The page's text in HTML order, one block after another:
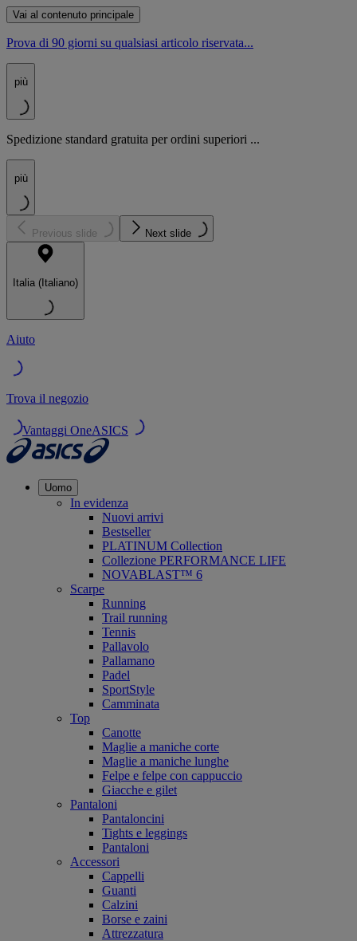
Vai al contenuto principale
Prova di 90 giorni su qualsiasi articolo riservata...
più
Spedizione standard gratuita per ordini superiori ...
più
Previous slide Next slide
Italia (Italiano)
Aiuto
Trova il negozio
Vantaggi OneASICS
Uomo
In evidenza
Nuovi arrivi
Bestseller
PLATINUM Collection
Collezione PERFORMANCE LIFE
NOVABLAST™ 6
Scarpe
Running
Trail running
Tennis
Pallavolo
Pallamano
Padel
SportStyle
Camminata
Top
Canotte
Maglie a maniche corte
Maglie a maniche lunghe
Felpe e felpe con cappuccio
Giacche e gilet
Pantaloni
Pantaloncini
Tights e leggings
Pantaloni
Accessori
Cappelli
Guanti
Calzini
Borse e zaini
Attrezzatura